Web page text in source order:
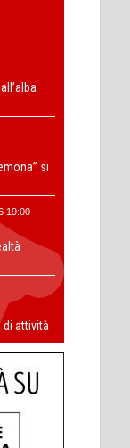
si
19:00
di attività